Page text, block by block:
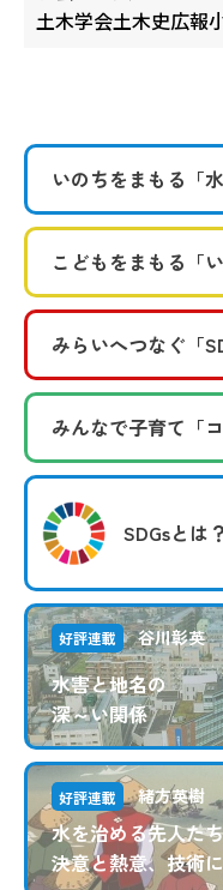
土木学会土木史広報
いのちをまもる 「
こどもをまもる 「
みらいへつなぐ 「
みんなで子育て 「
SDGsとは？
好評連載 谷川彰英
水害と地名の
深～い関係
好評連載 緒方英樹
水を治める先人た
決意と熱意、技術